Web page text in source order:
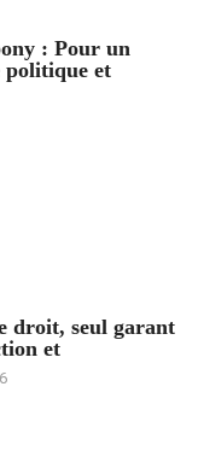
: Pour un
politique et
droit, seul garant
et